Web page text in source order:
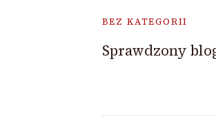
BEZ KATEGORII
Sprawdzony